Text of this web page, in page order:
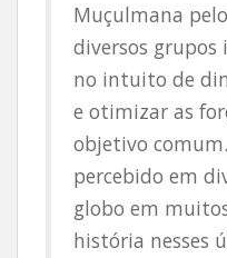
Muçulmana
diversos grupos
no intuito de
e otimizar as
objetivo
percebido em
globo em
história nesses